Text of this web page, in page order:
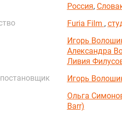
Россия,
Furia Film ,
Игорь
Александра
Ливия
Игорь
Ольга
Barr)